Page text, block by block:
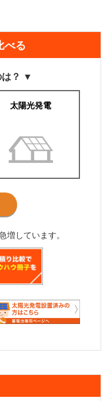
べる
は？ ▼
太陽光発電
増しています。